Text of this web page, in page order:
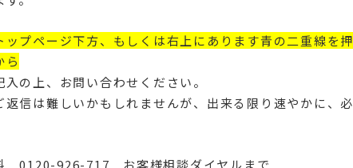
ップページ下方、もしくは右上にあります青の二重線を
ら
の上、お問い合わせください。
返信は難しいかもしれませんが、出来る限り速やかに、
0120-926-717 お客様相談ダイヤルまで